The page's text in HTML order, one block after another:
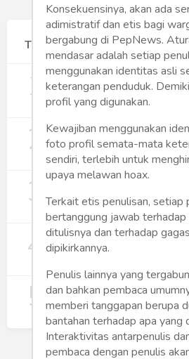
Terpopuler
1 Gerakan Sehat
Pengabdian
Keperawatan Medikal
Semarang
352
2 MBG dan Perannya
Lapangan Kerja
274
3 Digitalisasi Koperasi
Peluang Ekonomi Baru
4 Rumah Subsidi dan
Wujudkan Hunian
5 Koperasi Merah Putih
Perluas Distribusi
Konsekuensinya, akan ada
adimistratif dan etis bagi
bergabung di PepNews.
mendasar adalah setiap
menggunakan identitas asli
keterangan penduduk.
profil yang digunakan.
Kewajiban menggunakan
foto profil semata-mata
sendiri, terlebih untuk
upaya melawan hoax.
Terkait etis penulisan, setiap
bertanggung jawab terhadap
ditulisnya dan terhadap
dipikirkannya.
Penulis lainnya yang
dan bahkan pembaca
memberi tanggapan berupa
bantahan terhadap apa yang
Interaktivitas antarpenulis
pembaca dengan penulis